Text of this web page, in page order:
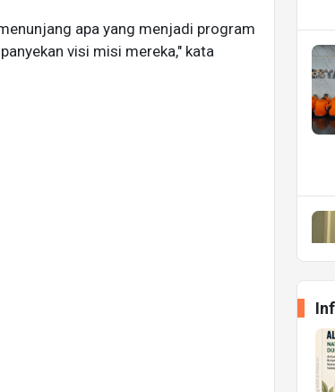
apa yang menjadi program
visi misi mereka," kata